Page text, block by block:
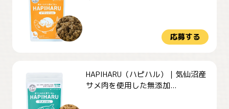
応募する
HAPIHARU（ハピハル）｜気仙沼産
サメ肉を使用した無添加...